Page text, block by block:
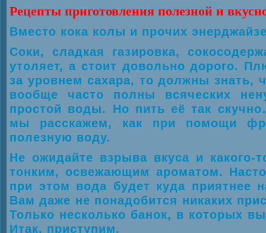
Рецепты приготовления полезной и
Вместо кока колы и прочих
Соки, сладкая газировка,
утоляет, а стоит довольно дорого.
за уровнем сахара, то должны знать,
вообще часто полны всяческих
простой воды. Но пить её так
мы расскажем, как при помощи
полезную воду.
Не ожидайте взрыва вкуса и какого-
тонким, освежающим ароматом.
при этом вода будет куда приятнее
Вам даже не понадобится никаких
Только несколько банок, в которых
Итак, приступим.